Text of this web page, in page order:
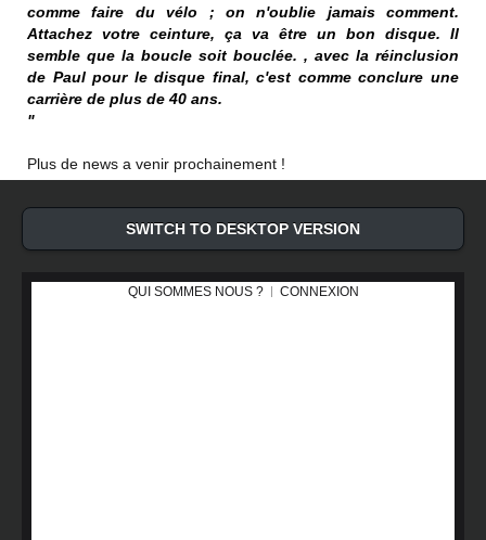
comme faire du vélo ; on n'oublie jamais comment.
Attachez votre ceinture, ça va être un bon disque. Il
semble que la boucle soit bouclée. , avec la réinclusion
de Paul pour le disque final, c'est comme conclure une
carrière de plus de 40 ans.
"
Plus de news a venir prochainement !
SWITCH TO DESKTOP VERSION
QUI SOMMES NOUS ? CONNEXION